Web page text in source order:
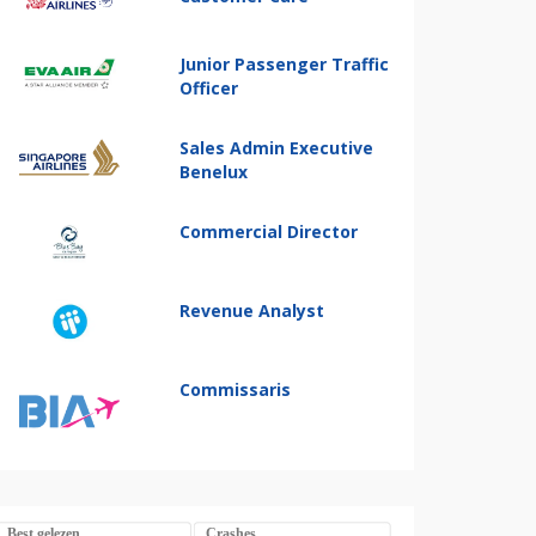
Junior Passenger Traffic
Officer
Sales Admin Executive
Benelux
Commercial Director
Revenue Analyst
Commissaris